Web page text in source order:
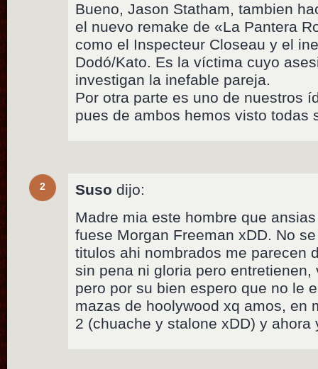
Bueno, Jason Statham, tambien
el nuevo remake de «La Pantera
como el Inspecteur Closeau y el
Dodó/Kato. Es la víctima cuyo
investigan la inefable pareja.
Por otra parte es uno de nuestros
pues de ambos hemos visto todas
2 Suso dijo:
Madre mia este hombre que
fuese Morgan Freeman xDD. No
titulos ahi nombrados me parecen
sin pena ni gloria pero
pero por su bien espero que no le
mazas de hoolywood xq amos, en
2 (chuache y stalone xDD) y